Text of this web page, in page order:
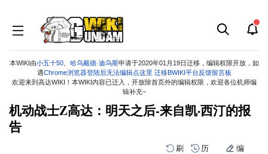
本WIKI由小五十50、 哈乌戴德·迪乌斯申请于2020年01月19日迁移，编辑权限开放，如
遇Chrome浏览器登陆后无法编辑点这里 迁移BWIKI平台反馈留言板
欢迎来到高达WIKI！本WIKI内容已迁入，开放除首页外的编辑权限，欢迎各位机师编
辑补充~
机动战士Z高达：明天之后-来自凯·西汀的报
告
刷 历 编